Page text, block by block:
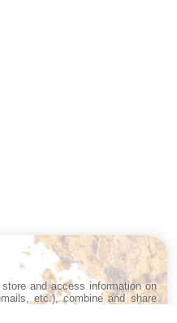
store and access information on
etc.), combine and share